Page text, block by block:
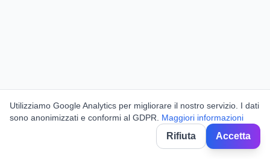
Utilizziamo Google Analytics per migliorare il nostro servizio. I dati
sono anonimizzati e conformi al GDPR.
Maggiori informazioni
Rifiuta Accetta